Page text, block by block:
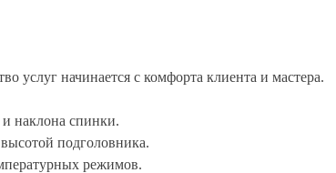
услуг начинается с комфорта клиента и мастера.
наклона спинки.
подголовника.
режимов.